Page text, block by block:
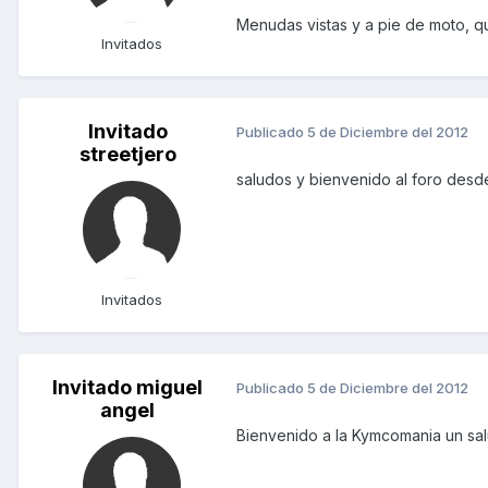
Invitados
Menudas vistas y a pie de moto,
Invitado
streetjero
Invitados
Publicado 5 de Diciembre del 2012
saludos y bienvenido al foro
Invitado miguel
angel
Publicado 5 de Diciembre del 2012
Bienvenido a la Kymcomania un